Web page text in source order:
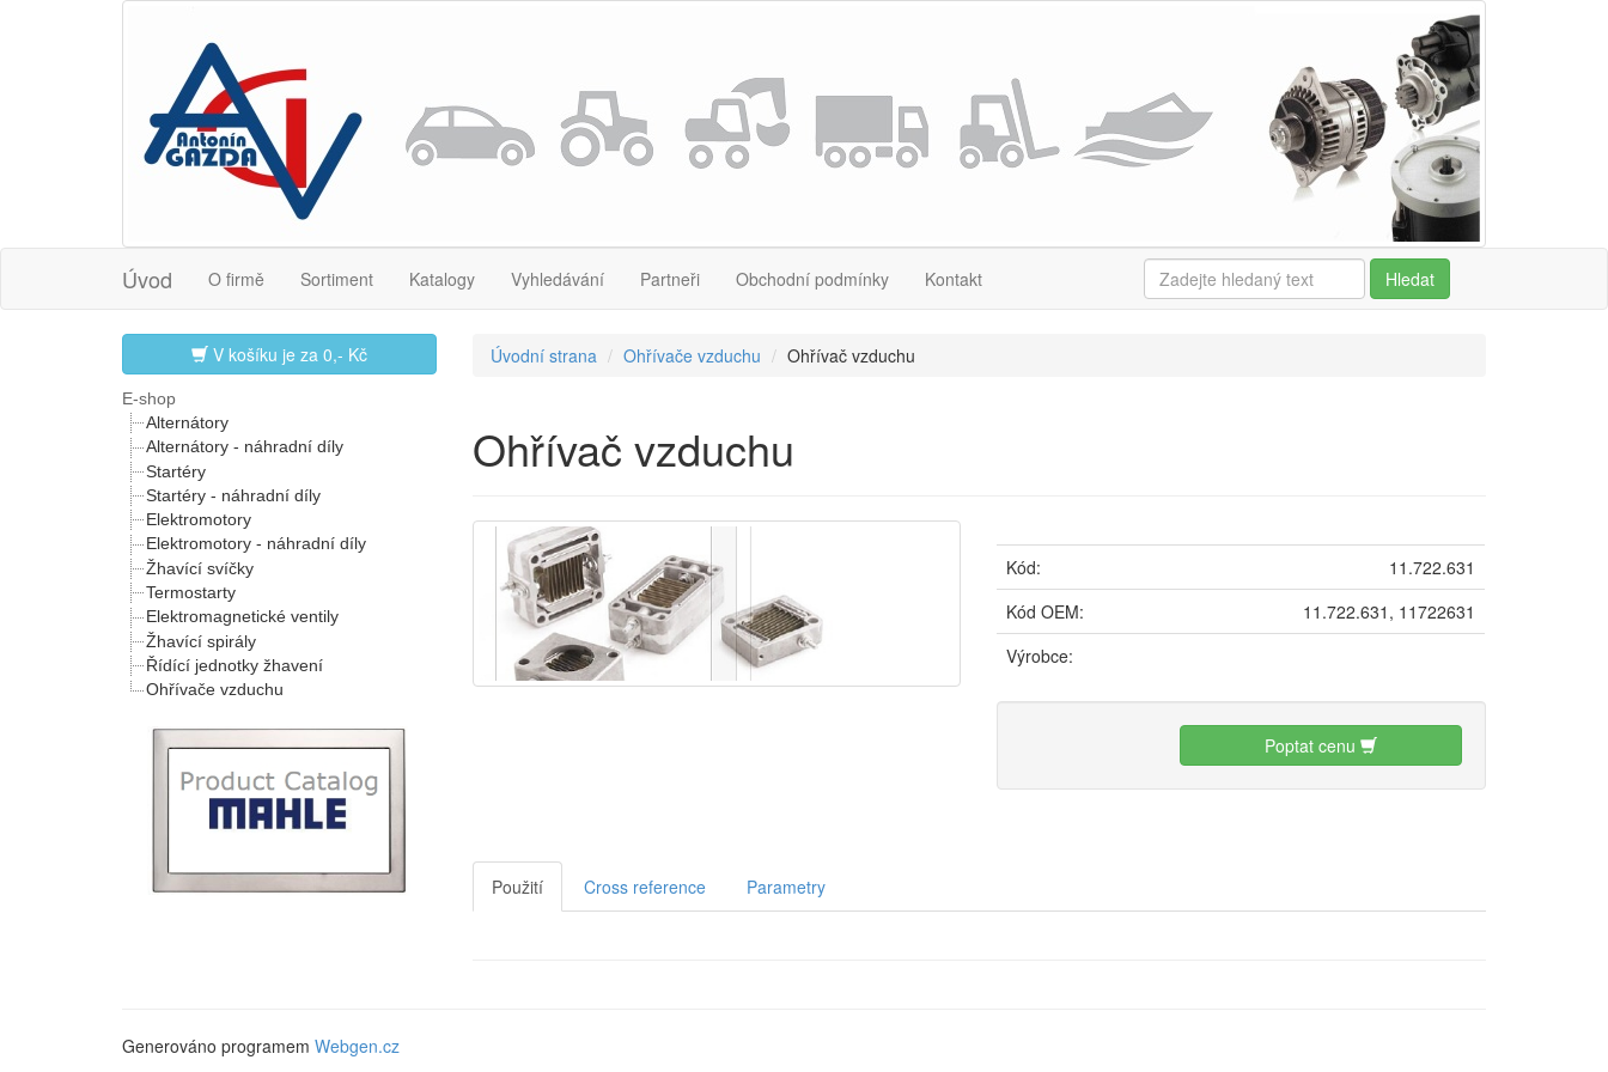
Úvod O firmě Sortiment Katalogy Vyhledávání Partneři Obchodní podmínky Kontakt Hledat
V košíku je za 0,- Kč
E-shop
Alternátory
Alternátory - náhradní díly
Startéry
Startéry - náhradní díly
Elektromotory
Elektromotory - náhradní díly
Žhavící svíčky
Termostarty
Elektromagnetické ventily
Žhavící spirály
Řídící jednotky žhavení
Ohřívače vzduchu
Úvodní strana Ohřívače vzduchu Ohřívač vzduchu
Ohřívač vzduchu
Kód:
11.722.631
Kód OEM:
11.722.631, 11722631
Výrobce:
Poptat cenu
Použití Cross reference Parametry
Generováno programem Webgen.cz